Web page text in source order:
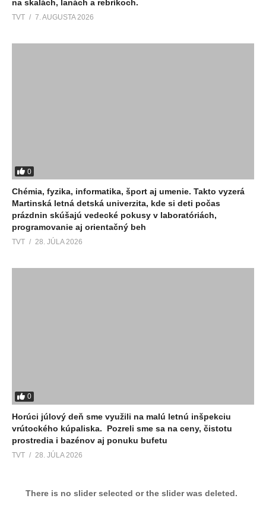
na skalách, lanách a rebríkoch.
TVT 7. AUGUSTA 2026
0
Chémia, fyzika, informatika, šport aj umenie. Takto vyzerá
Martinská letná detská univerzita, kde si deti počas
prázdnin skúšajú vedecké pokusy v laboratóriách,
programovanie aj orientačný beh
TVT 28. JÚLA 2026
0
Horúci júlový deň sme využili na malú letnú inšpekciu
vrútockého kúpaliska. Pozreli sme sa na ceny, čistotu
prostredia i bazénov aj ponuku bufetu
TVT 28. JÚLA 2026
There is no slider selected or the slider was deleted.